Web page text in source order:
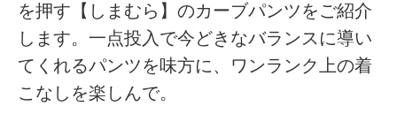
を押す【しまむら】のカーブパンツをご紹介
します。一点投入で今どきなバランスに導い
てくれるパンツを味方に、ワンランク上の着
こなしを楽しんで。